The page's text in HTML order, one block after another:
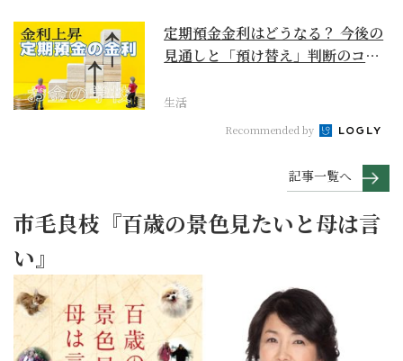
定期預金金利はどうなる？ 今後の
見通しと「預け替え」判断のコツ
生活
Recommended by
記事一覧へ
市毛良枝『百歳の景色見たいと母は言
い』